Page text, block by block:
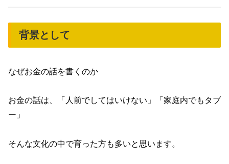
背景として
なぜお金の話を書くのか
お金の話は、「人前でしてはいけない」「家庭内でもタブ
ー」
そんな文化の中で育った方も多いと思います。